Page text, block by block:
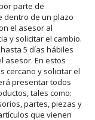
parte de
dentro de un plazo
el asesor al
y solicitar el cambio.
5 días hábiles
asesor. En estos
cercano y solicitar el
presentar todos
tales como:
partes, piezas y
que vienen